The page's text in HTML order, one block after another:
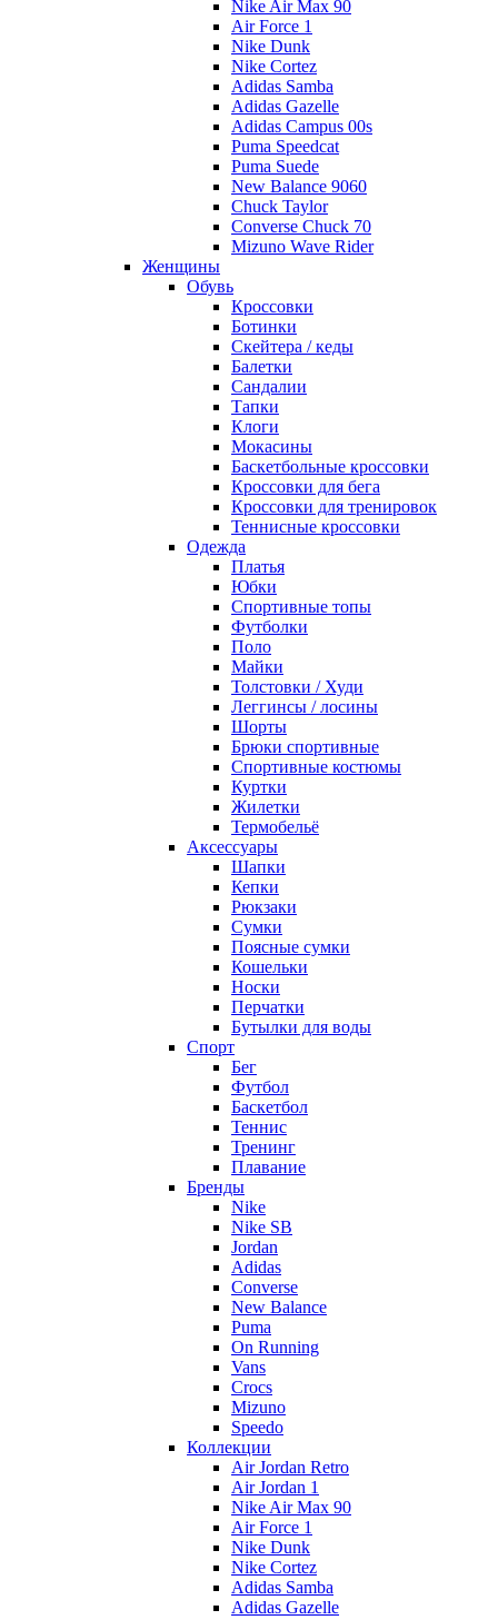
Nike Air Max 90
Air Force 1
Nike Dunk
Nike Cortez
Adidas Samba
Adidas Gazelle
Adidas Campus 00s
Puma Speedcat
Puma Suede
New Balance 9060
Chuck Taylor
Converse Chuck 70
Mizuno Wave Rider
Женщины
Обувь
Кроссовки
Ботинки
Скейтера / кеды
Балетки
Сандалии
Тапки
Клоги
Мокасины
Баскетбольные кроссовки
Кроссовки для бега
Кроссовки для тренировок
Теннисные кроссовки
Одежда
Платья
Юбки
Спортивные топы
Футболки
Поло
Майки
Толстовки / Худи
Леггинсы / лосины
Шорты
Брюки спортивные
Спортивные костюмы
Куртки
Жилетки
Термобельё
Аксессуары
Шапки
Кепки
Рюкзаки
Сумки
Поясные сумки
Кошельки
Носки
Перчатки
Бутылки для воды
Спорт
Бег
Футбол
Баскетбол
Теннис
Тренинг
Плавание
Бренды
Nike
Nike SB
Jordan
Adidas
Converse
New Balance
Puma
On Running
Vans
Crocs
Mizuno
Speedo
Коллекции
Air Jordan Retro
Air Jordan 1
Nike Air Max 90
Air Force 1
Nike Dunk
Nike Cortez
Adidas Samba
Adidas Gazelle